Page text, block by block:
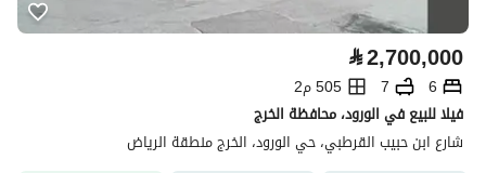
⃁2,700,000
6
7
505 م2
فيلا للبيع في الورود، محافظة الخرج
شارع ابن حبيب القرطبي، حي الورود، الخرج منطقة الرياض